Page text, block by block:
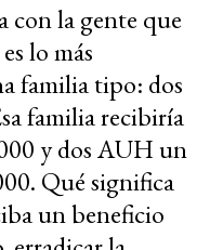
con la gente que
lo más
familia tipo: dos
familia recibiría
y dos AUH un
Qué significa
un beneficio